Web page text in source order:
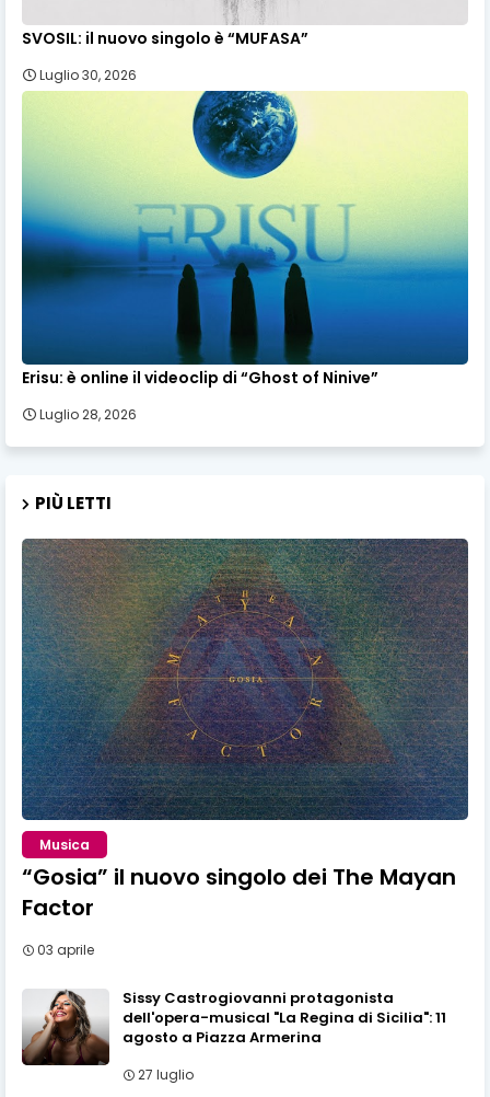
SVOSIL: il nuovo singolo è “MUFASA”
Luglio 30, 2026
Erisu: è online il videoclip di “Ghost of Ninive”
Luglio 28, 2026
PIÙ LETTI
Musica
“Gosia” il nuovo singolo dei The Mayan
Factor
03 aprile
Sissy Castrogiovanni protagonista
dell'opera-musical "La Regina di Sicilia": 11
agosto a Piazza Armerina
27 luglio